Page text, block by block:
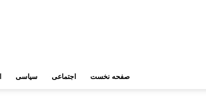
صفحه نخست اجتماعی سیاسی